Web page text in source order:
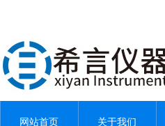
网站首页 关于我们